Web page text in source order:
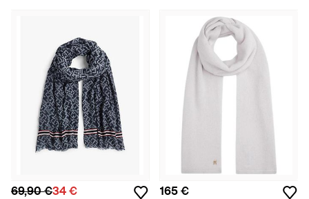
69,90 €34 € 165 €